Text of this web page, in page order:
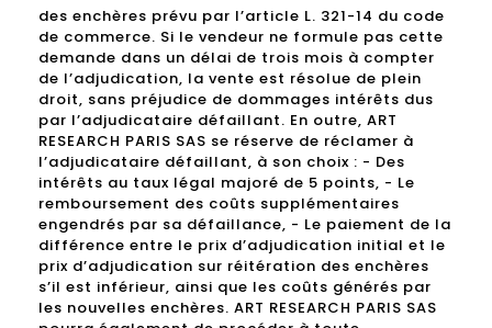
des enchères prévu par l’article L. 321-14 du code
de commerce. Si le vendeur ne formule pas cette
demande dans un délai de trois mois à compter
de l’adjudication, la vente est résolue de plein
droit, sans préjudice de dommages intérêts dus
par l’adjudicataire défaillant. En outre, ART
RESEARCH PARIS SAS se réserve de réclamer à
l’adjudicataire défaillant, à son choix : - Des
intérêts au taux légal majoré de 5 points, - Le
remboursement des coûts supplémentaires
engendrés par sa défaillance, - Le paiement de la
différence entre le prix d’adjudication initial et le
prix d’adjudication sur réitération des enchères
s’il est inférieur, ainsi que les coûts générés par
les nouvelles enchères. ART RESEARCH PARIS SAS